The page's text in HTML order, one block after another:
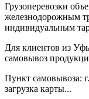
Грузоперевозки
железнодорожным
индивидуальным
Для клиентов из
самовывоз
Пункт самовывоза:
загрузка карты...